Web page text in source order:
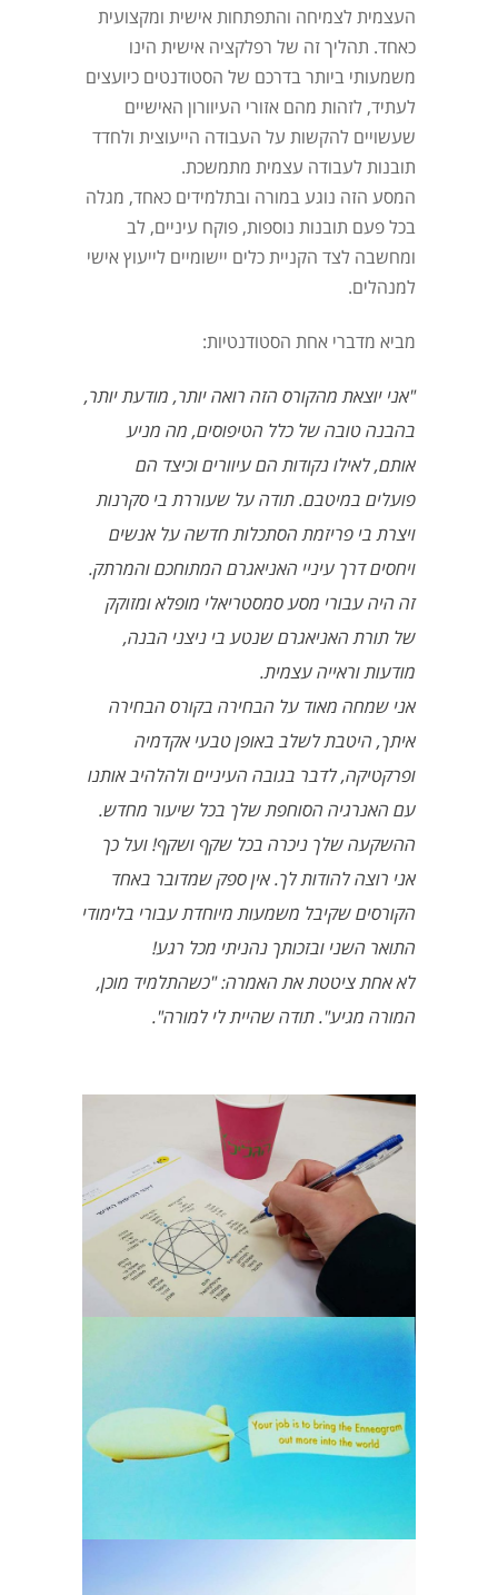
העצמית לצמיחה והתפתחות אישית ומקצועית
כאחד. תהליך זה של רפלקציה אישית הינו
משמעותי ביותר בדרכם של הסטודנטים כיועצים
לעתיד, לזהות מהם אזורי העיוורון האישיים
שעשויים להקשות על העבודה הייעוצית ולחדד
תובנות לעבודה עצמית מתמשכת.
המסע הזה נוגע במורה ובתלמידים כאחד, מגלה
בכל פעם תובנות נוספות, פוקח עיניים, לב
ומחשבה לצד הקניית כלים יישומיים לייעוץ אישי
למנהלים.
מביא מדברי אחת הסטודנטיות:
"אני יוצאת מהקורס הזה רואה יותר, מודעת יותר,
בהבנה טובה של כלל הטיפוסים, מה מניע
אותם, לאילו נקודות הם עיוורים וכיצד הם
פועלים במיטבם. תודה על שעוררת בי סקרנות
ויצרת בי פריזמת הסתכלות חדשה על אנשים
ויחסים דרך עיניי האניאגרם המתוחכם והמרתק.
זה היה עבורי מסע סמסטריאלי מופלא ומזוקק
של תורת האניאגרם שנטע בי ניצני הבנה,
מודעות וראייה עצמית.
אני שמחה מאוד על הבחירה בקורס הבחירה
איתך, היטבת לשלב באופן טבעי אקדמיה
ופרקטיקה, לדבר בגובה העיניים ולהלהיב אותנו
עם האנרגיה הסוחפת שלך בכל שיעור מחדש.
ההשקעה שלך ניכרה בכל שקף ושקף! ועל כך
אני רוצה להודות לך. אין ספק שמדובר באחד
הקורסים שקיבל משמעות מיוחדת עבורי בלימודי
התואר השני ובזכותך נהניתי מכל רגע!
לא אחת ציטטת את האמרה: "כשהתלמיד מוכן,
המורה מגיע". תודה שהיית לי למורה".